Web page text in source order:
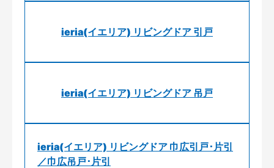
ieria(イエリア) リビングドア 引戸
ieria(イエリア) リビングドア 吊戸
ieria(イエリア) リビングドア 巾広引戸･片引
／巾広吊戸･片引